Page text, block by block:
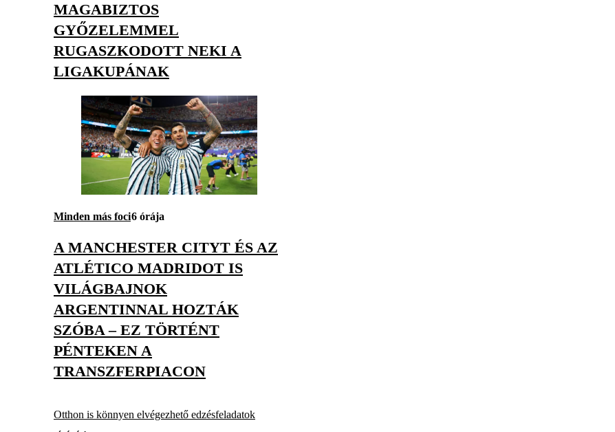
MAGABIZTOS
GYŐZELEMMEL
RUGASZKODOTT NEKI A
LIGAKUPÁNAK
Minden más foci6 órája
A MANCHESTER CITYT ÉS AZ
ATLÉTICO MADRIDOT IS
VILÁGBAJNOK
ARGENTINNAL HOZTÁK
SZÓBA – EZ TÖRTÉNT
PÉNTEKEN A
TRANSZFERPIACON
Otthon is könnyen elvégezhető edzésfeladatok